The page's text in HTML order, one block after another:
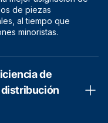
de piezas
al tiempo que
minoristas.
de